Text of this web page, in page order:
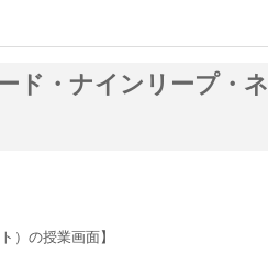
ド・ナインリープ・ネ
）の授業画面】